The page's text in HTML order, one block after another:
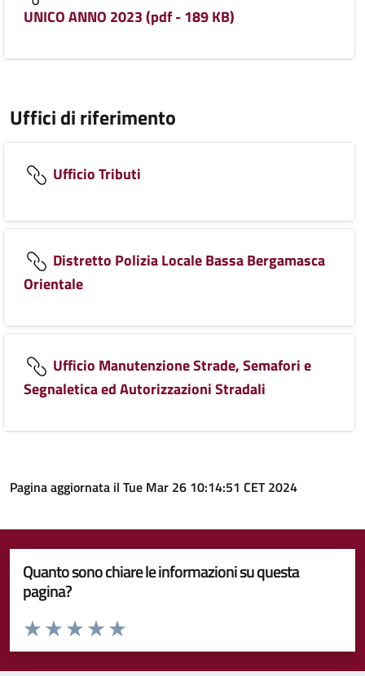
UNICO ANNO 2023 (pdf - 189 KB)
Uffici di riferimento
Ufficio Tributi
Distretto Polizia Locale Bassa Bergamasca
Orientale
Ufficio Manutenzione Strade, Semafori e
Segnaletica ed Autorizzazioni Stradali
Pagina aggiornata il Tue Mar 26 10:14:51 CET 2024
Quanto sono chiare le informazioni su questa
pagina?
Valuta da 1 a 5 stelle la pagina
Valuta 5 stelle su 5
Valuta 4 stelle su 5
Valuta 3 stelle su 5
Valuta 2 stelle su 5
Valuta 1 stelle su 5